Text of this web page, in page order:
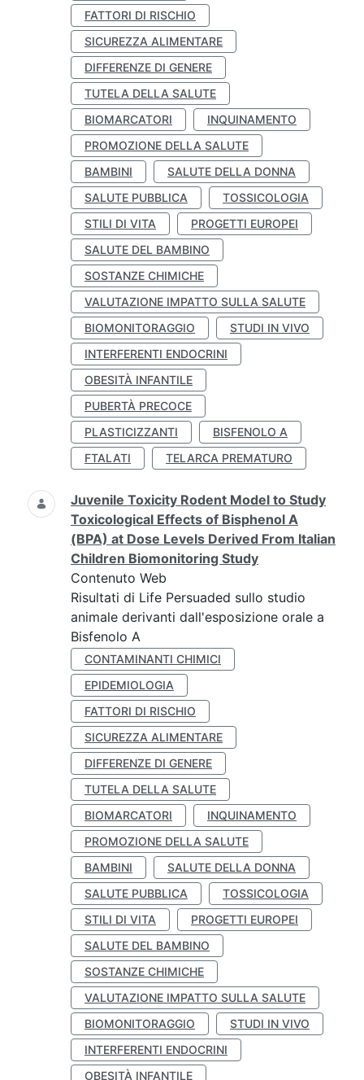
FATTORI DI RISCHIO
SICUREZZA ALIMENTARE
DIFFERENZE DI GENERE
TUTELA DELLA SALUTE
BIOMARCATORI
INQUINAMENTO
PROMOZIONE DELLA SALUTE
BAMBINI
SALUTE DELLA DONNA
SALUTE PUBBLICA
TOSSICOLOGIA
STILI DI VITA
PROGETTI EUROPEI
SALUTE DEL BAMBINO
SOSTANZE CHIMICHE
VALUTAZIONE IMPATTO SULLA SALUTE
BIOMONITORAGGIO
STUDI IN VIVO
INTERFERENTI ENDOCRINI
OBESITÀ INFANTILE
PUBERTÀ PRECOCE
PLASTICIZZANTI
BISFENOLO A
FTALATI
TELARCA PREMATURO
Juvenile Toxicity Rodent Model to Study
Toxicological Effects of Bisphenol A
(BPA) at Dose Levels Derived From Italian
Children Biomonitoring Study
Contenuto Web
Risultati di Life Persuaded sullo studio
animale derivanti dall'esposizione orale a
Bisfenolo A
CONTAMINANTI CHIMICI
EPIDEMIOLOGIA
FATTORI DI RISCHIO
SICUREZZA ALIMENTARE
DIFFERENZE DI GENERE
TUTELA DELLA SALUTE
BIOMARCATORI
INQUINAMENTO
PROMOZIONE DELLA SALUTE
BAMBINI
SALUTE DELLA DONNA
SALUTE PUBBLICA
TOSSICOLOGIA
STILI DI VITA
PROGETTI EUROPEI
SALUTE DEL BAMBINO
SOSTANZE CHIMICHE
VALUTAZIONE IMPATTO SULLA SALUTE
BIOMONITORAGGIO
STUDI IN VIVO
INTERFERENTI ENDOCRINI
OBESITÀ INFANTILE